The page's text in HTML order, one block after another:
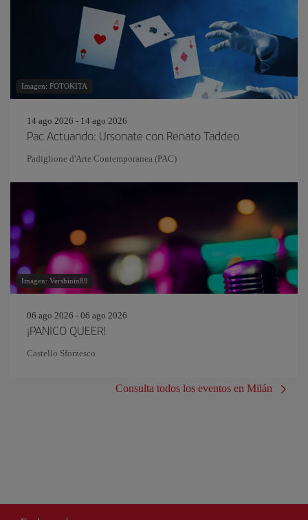
Imagen: FOTOKITA
14 ago 2026 - 14 ago 2026
Pac Actuando: Ursonate con Renato Taddeo
Padiglione d'Arte Contemporanea (PAC)
Imagen: Vershinin89
06 ago 2026 - 06 ago 2026
¡PANICO QUEER!
Castello Sforzesco
Consulta todos los eventos en Milán